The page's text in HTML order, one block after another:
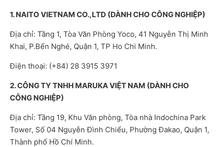
1.NAITO VIETNAM CO.,LTD (DÀNH CHO CÔNG NGHIỆP)
Địa chỉ: Tầng 1, Tòa Văn Phòng Yoco, 41 Nguyễn Thị Minh
Khai, P.Bến Nghé, Quận 1, TP Ho Chi Minh.
Điện thoại: (+84) 28 3915 3971
2. CÔNG TY TNHH MARUKA VIỆT NAM (DÀNH CHO
CÔNG NGHIỆP)
Địa chỉ: Tầng 19, Khu Văn phòng, Tòa nhà Indochina Park
Tower, Số 04 Nguyễn Đình Chiểu, Phường Đakao, Quận 1,
Thành phố Hồ Chí Minh.